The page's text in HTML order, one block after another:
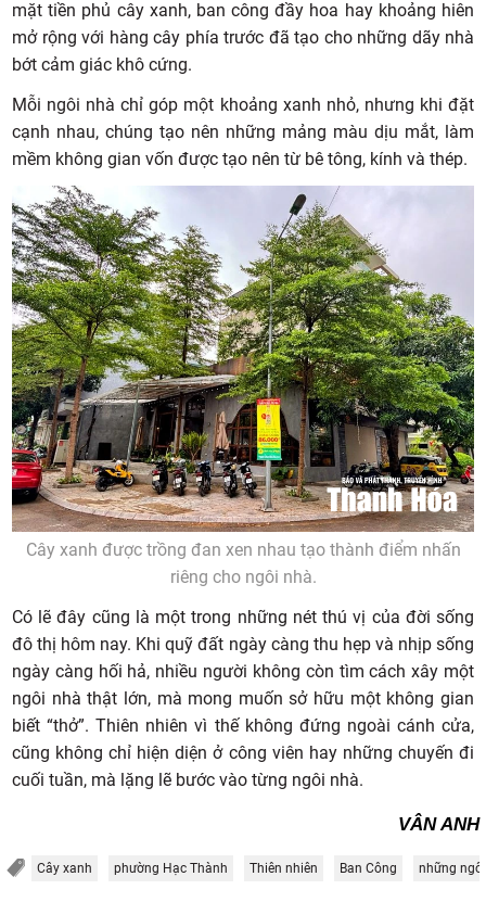
mặt tiền phủ cây xanh, ban công đầy hoa hay khoảng hiên
mở rộng với hàng cây phía trước đã tạo cho những dãy nhà
bớt cảm giác khô cứng.
Mỗi ngôi nhà chỉ góp một khoảng xanh nhỏ, nhưng khi đặt
cạnh nhau, chúng tạo nên những mảng màu dịu mắt, làm
mềm không gian vốn được tạo nên từ bê tông, kính và thép.
Cây xanh được trồng đan xen nhau tạo thành điểm nhấn
riêng cho ngôi nhà.
Có lẽ đây cũng là một trong những nét thú vị của đời sống
đô thị hôm nay. Khi quỹ đất ngày càng thu hẹp và nhịp sống
ngày càng hối hả, nhiều người không còn tìm cách xây một
ngôi nhà thật lớn, mà mong muốn sở hữu một không gian
biết “thở”. Thiên nhiên vì thế không đứng ngoài cánh cửa,
cũng không chỉ hiện diện ở công viên hay những chuyến đi
cuối tuần, mà lặng lẽ bước vào từng ngôi nhà.
VÂN ANH
Cây xanh phường Hạc Thành Thiên nhiên Ban Công những